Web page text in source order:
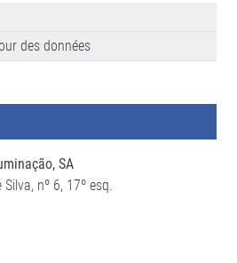
des données
SA
nº 6, 17º esq.